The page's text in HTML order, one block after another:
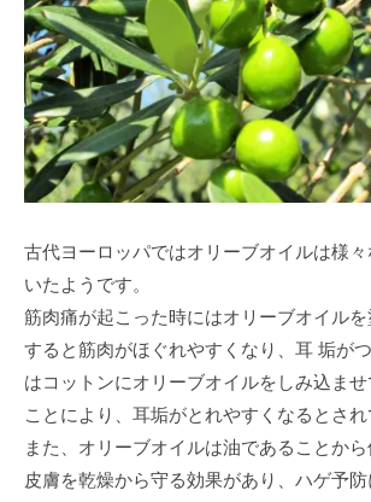
古代ヨーロッパではオリーブオイルは様
いたようです。
筋肉痛が起こった時にはオリーブオイル
すると筋肉がほぐれやすくなり、耳 垢が
はコットンにオリーブオイルをしみ込ま
ことにより、耳垢がとれやすくなるとされ
また、オリーブオイルは油であることから
皮膚を乾燥から守る効果があり、ハゲ予